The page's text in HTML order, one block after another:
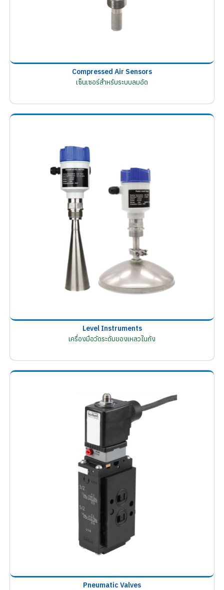
Compressed Air Sensors
เซ็นเซอร์สำหรับระบบลมอัด
Level Instruments
เครื่องมือวัดระดับของเหลวในถัง
Pneumatic Valves